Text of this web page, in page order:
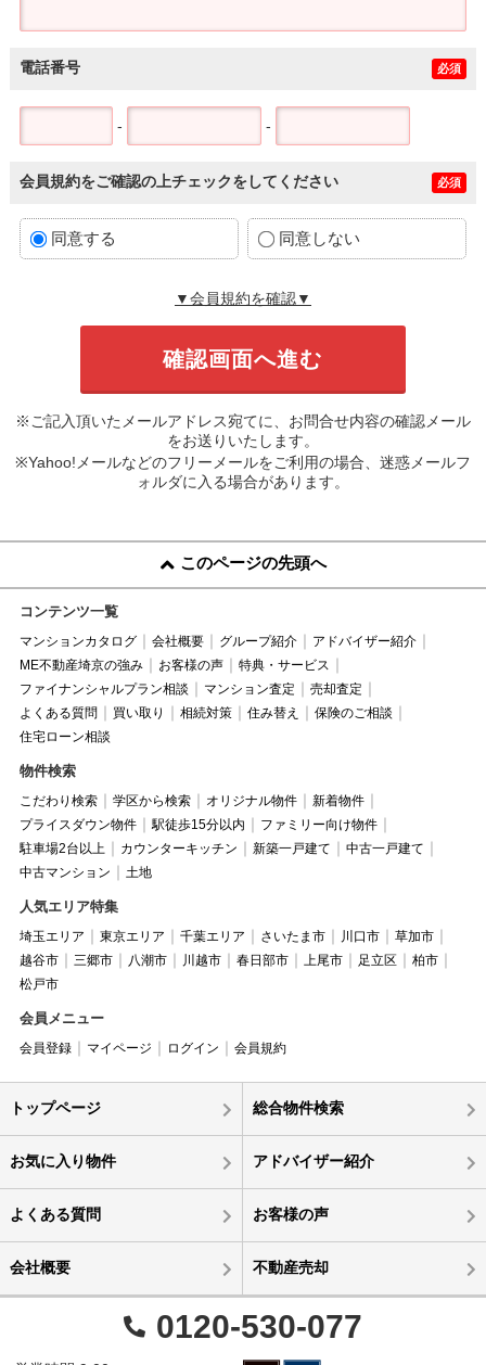
電話番号 必須
- -
会員規約をご確認の上チェックをしてください 必須
同意する 同意しない
▼会員規約を確認▼
※ご記入頂いたメールアドレス宛てに、お問合せ内容の確認メール
をお送りいたします。
※Yahoo!メールなどのフリーメールをご利用の場合、迷惑メールフ
ォルダに入る場合があります。
このページの先頭へ
コンテンツ一覧
マンションカタログ 会社概要 グループ紹介
アドバイザー紹介
ME不動産埼京の強み
お客様の声
特典・サービス
ファイナンシャルプラン相談
マンション査定
売却査定
よくある質問
買い取り 相続対策 住み替え
保険のご相談
住宅ローン相談
物件検索
こだわり検索 学区から検索 オリジナル物件
新着物件
プライスダウン物件
駅徒歩15分以内
ファミリー向け物件
駐車場2台以上
カウンターキッチン 新築一戸建て
中古一戸建て
中古マンション
土地
人気エリア特集
埼玉エリア 東京エリア 千葉エリア さいたま市 川口市
草加市
越谷市
三郷市 八潮市 川越市 春日部市 上尾市 足立区
柏市
松戸市
会員メニュー
会員登録 マイページ ログイン 会員規約
トップページ 総合物件検索
お気に入り物件 アドバイザー紹介
よくある質問 お客様の声
会社概要 不動産売却
0120-530-077